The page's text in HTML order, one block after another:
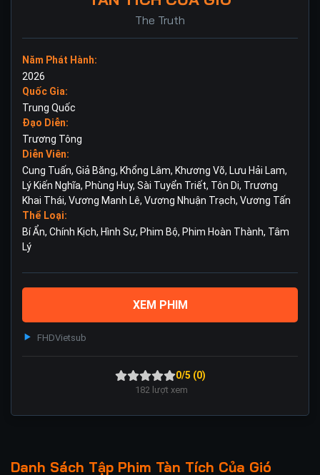
The Truth
Năm Phát Hành:
2026
Quốc Gia:
Trung Quốc
Đạo Diễn:
Trương Tông
Diễn Viên:
Cung Tuấn, Giả Băng, Khổng Lâm, Khương Võ, Lưu Hải Lam,
Lý Kiến Nghĩa, Phùng Huy, Sài Tuyển Triết, Tôn Di, Trương
Khai Thái, Vương Manh Lê, Vương Nhuận Trạch, Vương Tấn
Thể Loại:
Bí Ẩn, Chính Kịch, Hình Sự, Phim Bộ, Phim Hoàn Thành, Tâm
Lý
XEM PHIM
FHDVietsub
0/5 (0)
182 lượt xem
Danh Sách Tập Phim Tàn Tích Của Gió